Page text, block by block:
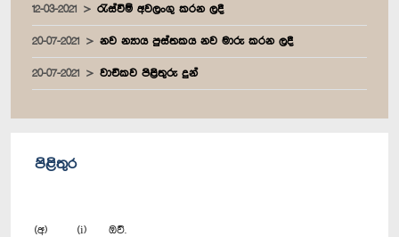
12-03-2021 රැස්වීම් අවලංගු කරන ලදී
20-07-2021 නව න්‍යාය පුස්තකය නව මාරු කරන ලදී
20-07-2021 වාචිකව පිළිතුරු දුන්
පිළිතුර
(අ) (i) ඔව්.